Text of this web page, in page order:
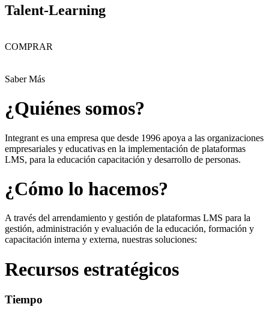
Talent-Learning
COMPRAR
Saber Más
¿Quiénes somos?
Integrant es una empresa que desde 1996 apoya a las organizaciones
empresariales y educativas en la implementación de plataformas
LMS, para la educación capacitación y desarrollo de personas.
¿Cómo lo hacemos?
A través del arrendamiento y gestión de plataformas LMS para la
gestión, administración y evaluación de la educación, formación y
capacitación interna y externa, nuestras soluciones:
Recursos estratégicos
Tiempo